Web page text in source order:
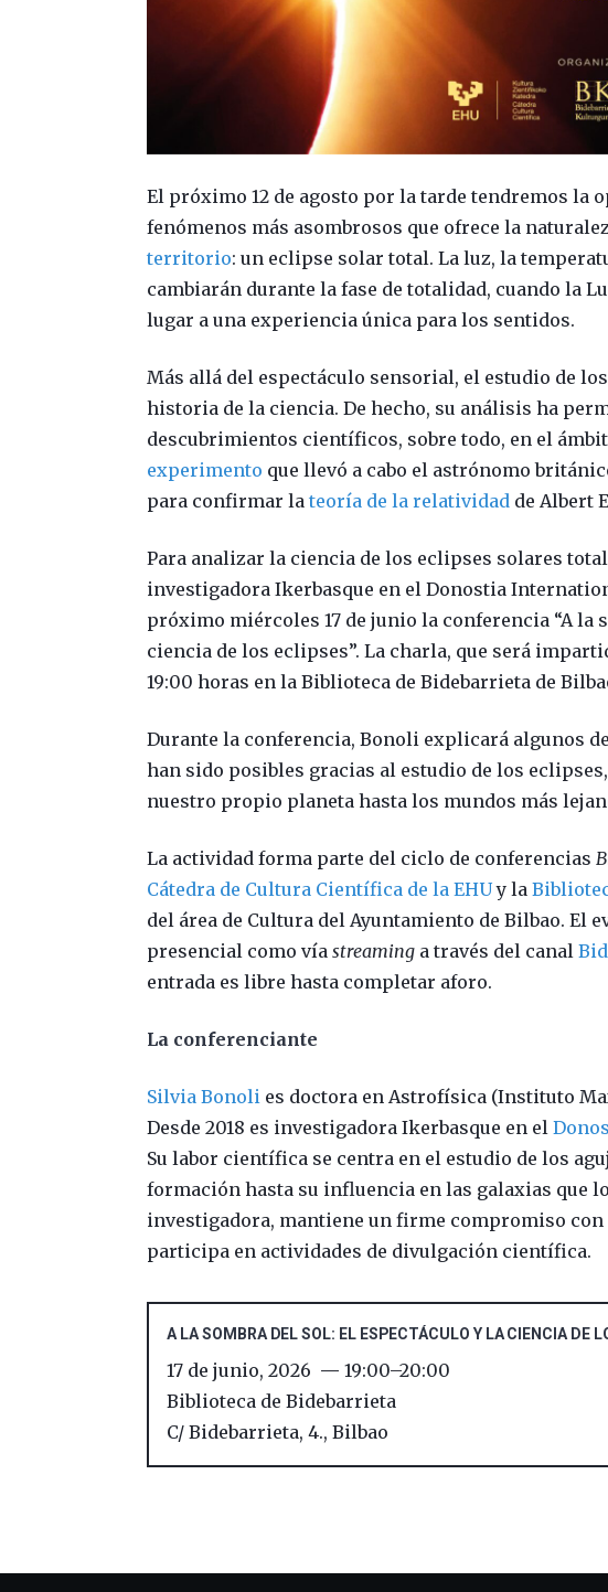
El próximo 12 de agosto por la tarde tendremos la
fenómenos más asombrosos que ofrece la
territorio: un eclipse solar total. La luz, la
cambiarán durante la fase de totalidad, cuando la
lugar a una experiencia única para los sentidos.
Más allá del espectáculo sensorial, el estudio de
historia de la ciencia. De hecho, su análisis ha
descubrimientos científicos, sobre todo, en el
experimento que llevó a cabo el astrónomo
para confirmar lateoría de la relatividad de Albert
Para analizar la ciencia de los eclipses solares
investigadora Ikerbasque en el Donostia
próximo miércoles 17 de junio la conferencia “A la
ciencia de los eclipses”. La charla, que será
19:00 horas en la Biblioteca de Bidebarrieta de
Durante la conferencia, Bonoli explicará algunos
han sido posibles gracias al estudio de los
nuestro propio planeta hasta los mundos más
La actividad forma parte del ciclo de conferencias
Cátedra de Cultura Científica de la EHUy la
del área de Cultura del Ayuntamiento de Bilbao. El
presencial como víastreaming a través del canal
entrada es libre hasta completar aforo.
La conferenciante
Silvia Bonoli es doctora en Astrofísica (Instituto
Desde 2018 es investigadora Ikerbasque en el
Su labor científica se centra en el estudio de los
formación hasta su influencia en las galaxias que
investigadora, mantiene un firme compromiso con
participa en actividades de divulgación científica.
A LA SOMBRA DEL SOL: EL ESPECTÁCULO Y LA CIENCIA DE
17 de junio, 2026 19:00–20:00
Biblioteca de Bidebarrieta
C/ Bidebarrieta, 4.,Bilbao